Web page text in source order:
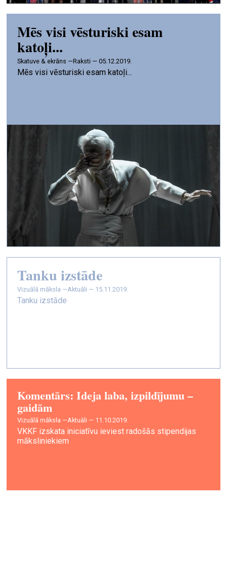
Mēs visi vēsturiski esam
katoļi...
skatuve & ekrāns —Raksti — 05.12.2019.
Mēs visi vēsturiski esam katoļi...
Tanku izstāde
vizuālā māksla —Aktuāli — 15.11.2019.
Tanku izstāde
Komentārs: Ideja laba, izpildījumu –
gaidām
vizuālā māksla —Aktuāli — 11.10.2019.
VKKF izskata iniciatīvu ieviest radošās stipendijas
māksliniekiem